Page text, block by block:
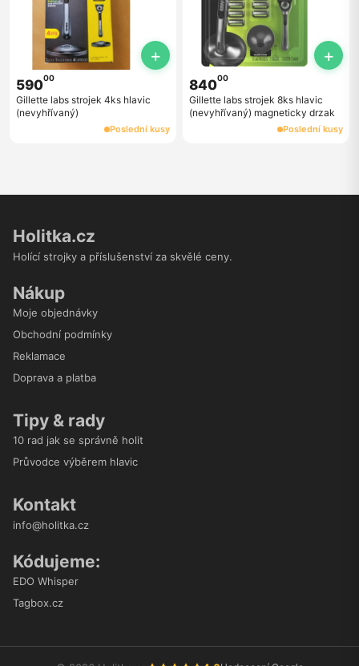
+
59000
Gillette labs strojek 4ks hlavic
(nevyhřívaný)
Poslední kusy
+
84000
Gillette labs strojek 8ks hlavic
(nevyhřívaný) magneticky drzak
Poslední kusy
Holitka.cz
Holící strojky a příslušenství za skvělé ceny.
Nákup
Moje objednávky
Obchodní podmínky
Reklamace
Doprava a platba
Tipy & rady
10 rad jak se správně holit
Průvodce výběrem hlavic
Kontakt
info@holitka.cz
Kódujeme:
EDO Whisper
Tagbox.cz